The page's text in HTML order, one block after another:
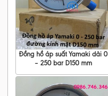
Đồng hồ áp suất Yamaki dải 0
– 250 bar D150 mm